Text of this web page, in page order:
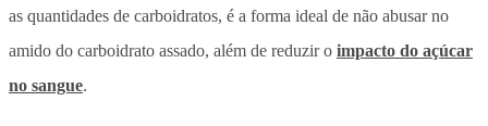
as quantidades de carboidratos, é a forma ideal de não abusar no
amido do carboidrato assado, além de reduzir o impacto do açúcar
no sangue.